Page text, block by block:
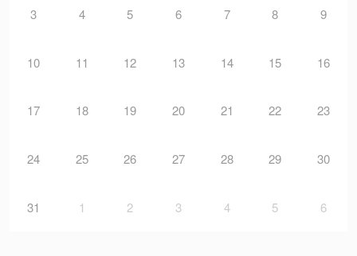
3 4 5 6 7 8 9
10 11 12 13 14 15 16
17 18 19 20 21 22 23
24 25 26 27 28 29 30
31 1 2 3 4 5 6